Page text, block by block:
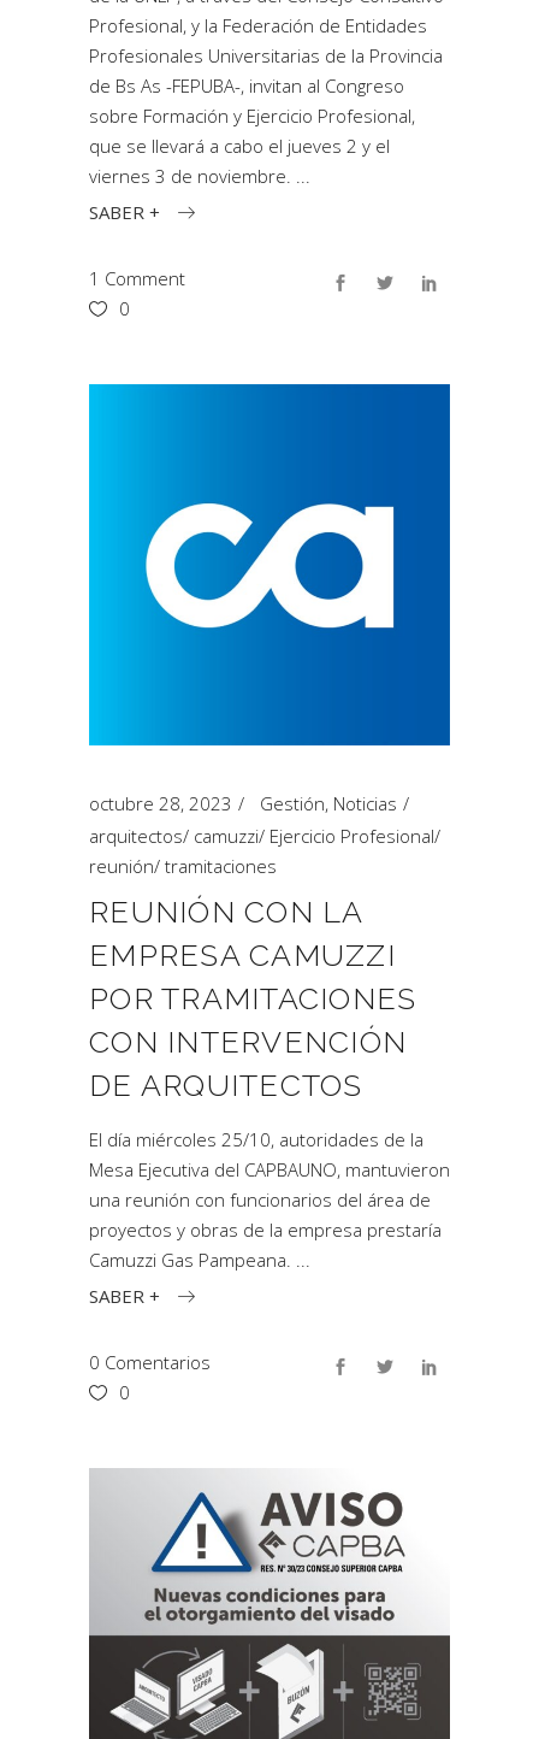
Profesional, y la Federación de Entidades
Profesionales Universitarias de la Provincia
de Bs As -FEPUBA-, invitan al Congreso
sobre Formación y Ejercicio Profesional,
que se llevará a cabo el jueves 2 y el
viernes 3 de noviembre.
SABER +
1 Comment
0
octubre 28, 2023 Gestión, Noticias
arquitectos/ camuzzi/ Ejercicio Profesional/
reunión/ tramitaciones
REUNIÓN CON LA
EMPRESA CAMUZZI
POR TRAMITACIONES
CON INTERVENCIÓN
DE ARQUITECTOS
El día miércoles 25/10, autoridades de la
Mesa Ejecutiva del CAPBAUNO, mantuvieron
una reunión con funcionarios del área de
proyectos y obras de la empresa prestaría
Camuzzi Gas Pampeana.
SABER +
0 Comentarios
0